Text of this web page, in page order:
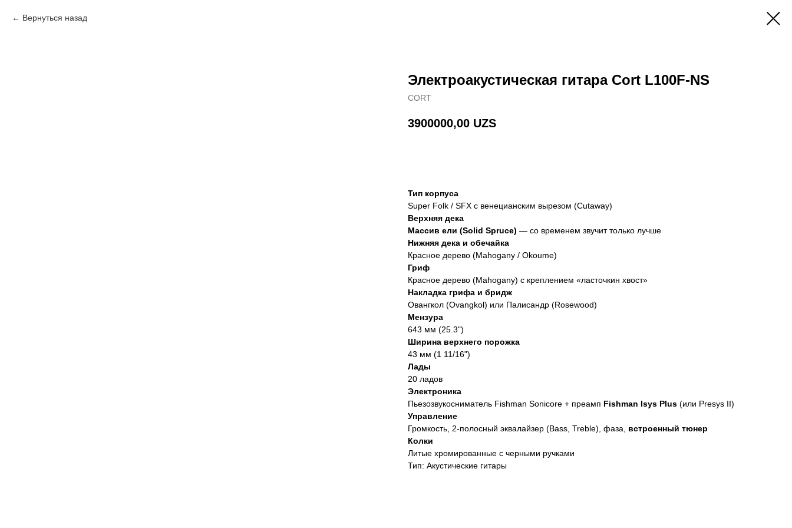
Вернуться назад
Электроакустическая гитара Cort L100F-NS
CORT
3900000,00 UZS
Тип корпуса
Super Folk / SFX с венецианским вырезом (Cutaway)
Верхняя дека
Массив ели (Solid Spruce) — со временем звучит только лучше
Нижняя дека и обечайка
Красное дерево (Mahogany / Okoume)
Гриф
Красное дерево (Mahogany) с креплением «ласточкин хвост»
Накладка грифа и бридж
Овангкол (Ovangkol) или Палисандр (Rosewood)
Мензура
643 мм (25.3")
Ширина верхнего порожка
43 мм (1 11/16")
Лады
20 ладов
Электроника
Пьезозвукосниматель Fishman Sonicore + преамп Fishman Isys Plus (или Presys II)
Управление
Громкость, 2-полосный эквалайзер (Bass, Treble), фаза, встроенный тюнер
Колки
Литые хромированные с черными ручками
Тип: Акустические гитары